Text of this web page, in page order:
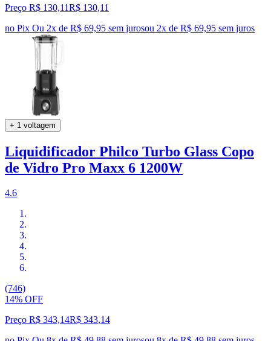
Preço R$ 130,11R$ 130,11
no Pix Ou 2x de R$ 69,95 sem jurosou 2x de R$ 69,95 sem juros
+ 1 voltagem
Liquidificador Philco Turbo Glass Copo
de Vidro Pro Maxx 6 1200W
4.6
(746)
14% OFF
Preço R$ 343,14R$ 343,14